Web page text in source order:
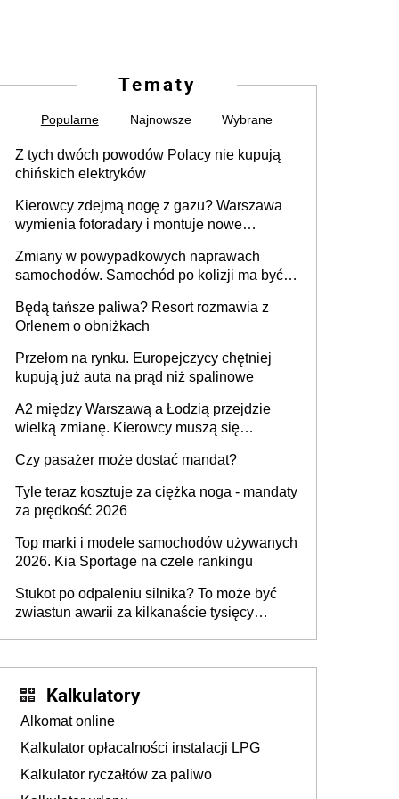
Tematy
Popularne Najnowsze Wybrane
Z tych dwóch powodów Polacy nie kupują
chińskich elektryków
Kierowcy zdejmą nogę z gazu? Warszawa
wymienia fotoradary i montuje nowe
Zmiany w powypadkowych naprawach
samochodów. Samochód po kolizji ma być
technologią producenta
Będą tańsze paliwa? Resort rozmawia z
Orlenem o obniżkach
Przełom na rynku. Europejczycy chętniej
kupują już auta na prąd niż spalinowe
A2 między Warszawą a Łodzią przejdzie
wielką zmianę. Kierowcy muszą się
Czy pasażer może dostać mandat?
Tyle teraz kosztuje za ciężka noga - mandaty
za prędkość 2026
Top marki i modele samochodów używanych
2026. Kia Sportage na czele rankingu
Stukot po odpaleniu silnika? To może być
zwiastun awarii za kilkanaście tysięcy
Kalkulatory
Alkomat online
Kalkulator opłacalności instalacji LPG
Kalkulator ryczałtów za paliwo